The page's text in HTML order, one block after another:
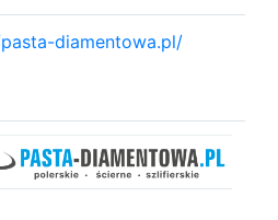
diamentowa.pl/